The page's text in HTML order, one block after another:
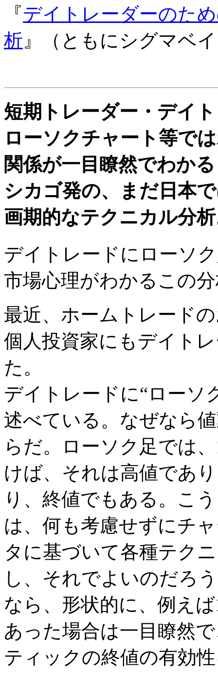
『デイトレーダーのた
析 』（ともにシグマベ
短期トレーダー・デイ
ローソクチャート等で
関係が一目瞭然でわか
シカゴ発の、まだ日本
画期的なテクニカル分
デイトレードにローソ
市場心理がわかるこの
最近、ホームトレード
個人投資家にもデイト
た。
デイトレードに“ローソ
述べている。なぜなら
らだ。ローソク足では
けば、それは高値であ
り、終値でもある。こ
は、何も考慮せずにチ
タに基づいて各種テク
し、それでよいのだろ
なら、形状的に、例え
あった場合は一目瞭然
ティックの終値の有効